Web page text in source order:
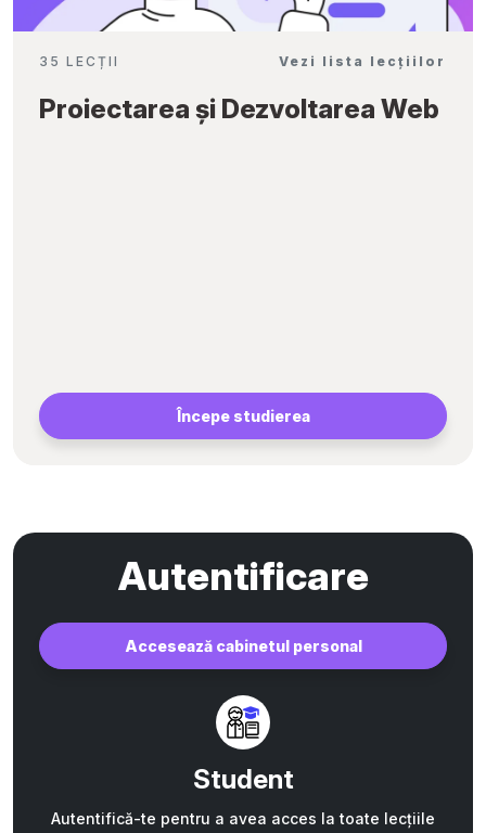
35 LECȚII Vezi lista lecțiilor
Proiectarea și Dezvoltarea Web
Începe studierea
Autentificare
Accesează cabinetul personal
Student
Autentifică-te pentru a avea acces la toate lecțiile